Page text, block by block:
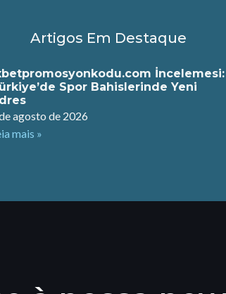
Artigos Em Destaque
İncelemesi:
Spor Bahislerinde Yeni
agosto de 2026
mais »